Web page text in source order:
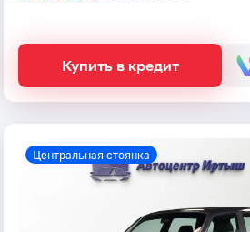
Купить в кредит
Центральная стоянка